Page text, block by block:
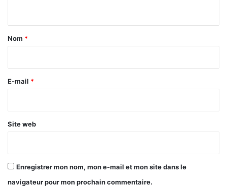
a
e
Nom *
E-mail *
Site web
Enregistrer mon nom, mon e-mail et mon site dans le
navigateur pour mon prochain commentaire.